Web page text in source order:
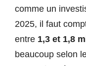
comme un
2025, il faut
entre 1,3 et 1,8
beaucoup selon